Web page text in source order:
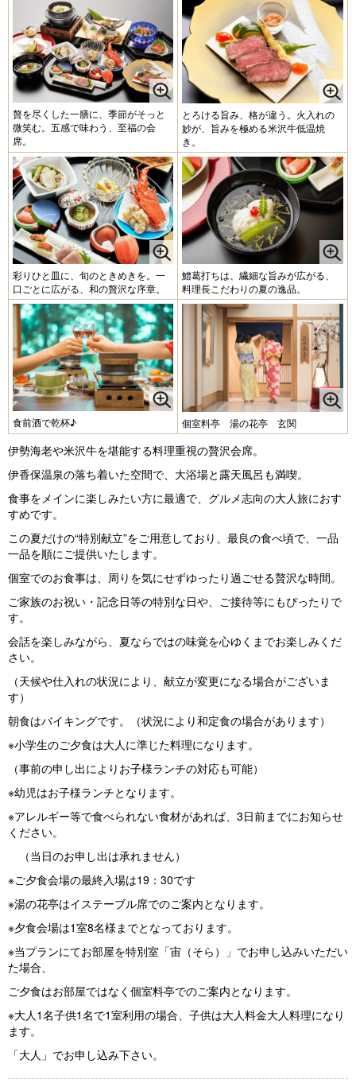
贅を尽くした一膳に、季節がそっと
微笑む。五感で味わう、至福の会
席。
とろける旨み、格が違う。火入れの
妙が、旨みを極める米沢牛低温焼
き。
彩りひと皿に、旬のときめきを。一
口ごとに広がる、和の贅沢な序章。
鱧葛打ちは、繊細な旨みが広がる、
料理長こだわりの夏の逸品。
食前酒で乾杯♪ 個室料亭 湯の花亭 玄関
伊勢海老や米沢牛を堪能する料理重視の贅沢会席。
伊香保温泉の落ち着いた空間で、大浴場と露天風呂も満喫。
食事をメインに楽しみたい方に最適で、グルメ志向の大人旅におす
すめです。
この夏だけの“特別献立”をご用意しており、最良の食べ頃で、一品
一品を順にご提供いたします。
個室でのお食事は、周りを気にせずゆったり過ごせる贅沢な時間。
ご家族のお祝い・記念日等の特別な日や、ご接待等にもぴったりで
す。
会話を楽しみながら、夏ならではの味覚を心ゆくまでお楽しみくだ
さい。
（天候や仕入れの状況により、献立が変更になる場合がございま
す）
朝食はバイキングです。（状況により和定食の場合があります）
※小学生のご夕食は大人に準じた料理になります。
（事前の申し出によりお子様ランチの対応も可能）
※幼児はお子様ランチとなります。
※アレルギー等で食べられない食材があれば、3日前までにお知らせ
ください。
（当日のお申し出は承れません）
※ご夕食会場の最終入場は19：30です
※湯の花亭はイステーブル席でのご案内となります。
※夕食会場は1室8名様までとなっております。
※当プランにてお部屋を特別室「宙（そら）」でお申し込みいただい
た場合、
ご夕食はお部屋ではなく個室料亭でのご案内となります。
※大人1名子供1名で1室利用の場合、子供は大人料金大人料理になり
ます。
「大人」でお申し込み下さい。